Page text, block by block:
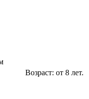
Возраст: от 8 лет.